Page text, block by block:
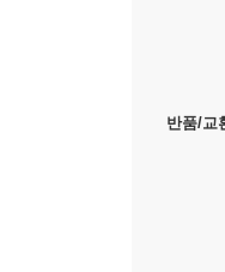
반품/교